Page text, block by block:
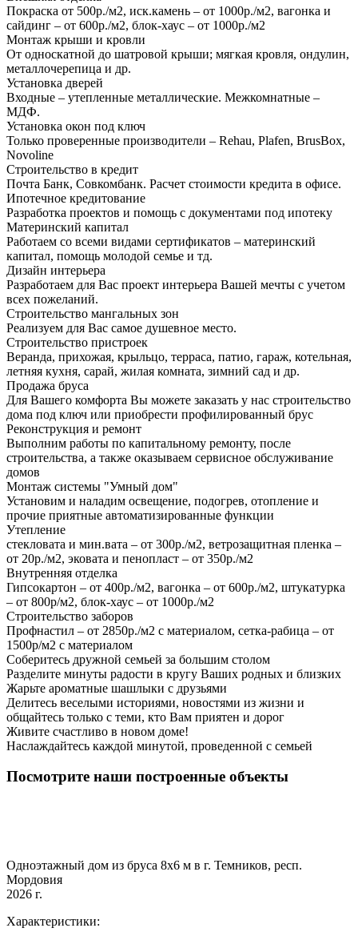
Покраска от 500р./м2, иск.камень – от 1000р./м2, вагонка и
сайдинг – от 600р./м2, блок-хаус – от 1000р./м2
Монтаж крыши и кровли
От односкатной до шатровой крыши; мягкая кровля, ондулин,
металлочерепица и др.
Установка дверей
Входные – утепленные металлические. Межкомнатные –
МДФ.
Установка окон под ключ
Только проверенные производители – Rehau, Plafen, BrusBox,
Novoline
Строительство в кредит
Почта Банк, Совкомбанк. Расчет стоимости кредита в офисе.
Ипотечное кредитование
Разработка проектов и помощь с документами под ипотеку
Материнский капитал
Работаем со всеми видами сертификатов – материнский
капитал, помощь молодой семье и тд.
Дизайн интерьера
Разработаем для Вас проект интерьера Вашей мечты с учетом
всех пожеланий.
Строительство мангальных зон
Реализуем для Вас самое душевное место.
Строительство пристроек
Веранда, прихожая, крыльцо, терраса, патио, гараж, котельная,
летняя кухня, сарай, жилая комната, зимний сад и др.
Продажа бруса
Для Вашего комфорта Вы можете заказать у нас строительство
дома под ключ или приобрести профилированный брус
Реконструкция и ремонт
Выполним работы по капитальному ремонту, после
строительства, а также оказываем сервисное обслуживание
домов
Монтаж системы "Умный дом"
Установим и наладим освещение, подогрев, отопление и
прочие приятные автоматизированные функции
Утепление
стекловата и мин.вата – от 300р./м2, ветрозащитная пленка –
от 20р./м2, эковата и пенопласт – от 350р./м2
Внутренняя отделка
Гипсокартон – от 400р./м2, вагонка – от 600р./м2, штукатурка
– от 800р/м2, блок-хаус – от 1000р./м2
Строительство заборов
Профнастил – от 2850р./м2 с материалом, сетка-рабица – от
1500р/м2 с материалом
Соберитесь дружной семьей за большим столом
Разделите минуты радости в кругу Ваших родных и близких
Жарьте ароматные шашлыки с друзьями
Делитесь веселыми историями, новостями из жизни и
общайтесь только с теми, кто Вам приятен и дорог
Живите счастливо в новом доме!
Наслаждайтесь каждой минутой, проведенной с семьей
Посмотрите наши построенные объекты
Одноэтажный дом из бруса 8х6 м в г. Темников, респ.
Мордовия
2026 г.
Характеристики: